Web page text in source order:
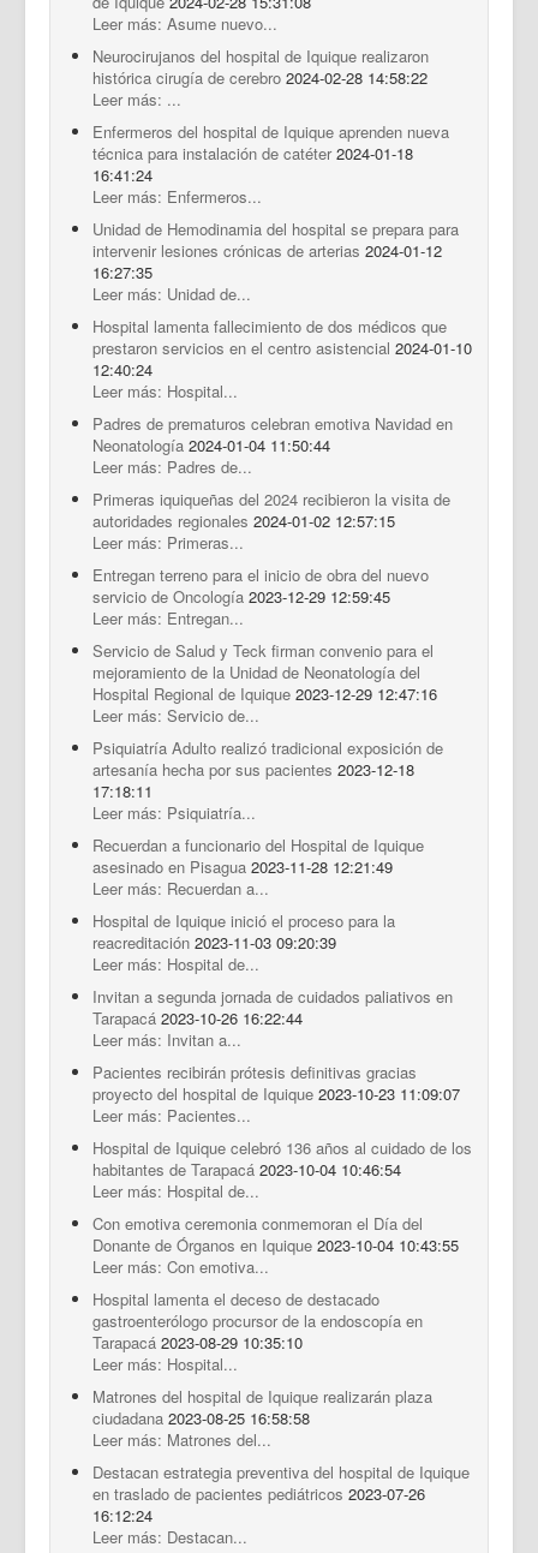
Leer más: Asume nuevo...
Neurocirujanos del hospital de Iquique realizaron
histórica cirugía de cerebro 2024-02-28 14:58:22
Leer más: ...
Enfermeros del hospital de Iquique aprenden nueva
técnica para instalación de catéter 2024-01-18
16:41:24
Leer más: Enfermeros...
Unidad de Hemodinamia del hospital se prepara para
intervenir lesiones crónicas de arterias 2024-01-12
16:27:35
Leer más: Unidad de...
Hospital lamenta fallecimiento de dos médicos que
prestaron servicios en el centro asistencial 2024-01-10
12:40:24
Leer más: Hospital...
Padres de prematuros celebran emotiva Navidad en
Neonatología 2024-01-04 11:50:44
Leer más: Padres de...
Primeras iquiqueñas del 2024 recibieron la visita de
autoridades regionales 2024-01-02 12:57:15
Leer más: Primeras...
Entregan terreno para el inicio de obra del nuevo
servicio de Oncología 2023-12-29 12:59:45
Leer más: Entregan...
Servicio de Salud y Teck firman convenio para el
mejoramiento de la Unidad de Neonatología del
Hospital Regional de Iquique 2023-12-29 12:47:16
Leer más: Servicio de...
Psiquiatría Adulto realizó tradicional exposición de
artesanía hecha por sus pacientes 2023-12-18
17:18:11
Leer más: Psiquiatría...
Recuerdan a funcionario del Hospital de Iquique
asesinado en Pisagua 2023-11-28 12:21:49
Leer más: Recuerdan a...
Hospital de Iquique inició el proceso para la
reacreditación 2023-11-03 09:20:39
Leer más: Hospital de...
Invitan a segunda jornada de cuidados paliativos en
Tarapacá 2023-10-26 16:22:44
Leer más: Invitan a...
Pacientes recibirán prótesis definitivas gracias
proyecto del hospital de Iquique 2023-10-23 11:09:07
Leer más: Pacientes...
Hospital de Iquique celebró 136 años al cuidado de los
habitantes de Tarapacá 2023-10-04 10:46:54
Leer más: Hospital de...
Con emotiva ceremonia conmemoran el Día del
Donante de Órganos en Iquique 2023-10-04 10:43:55
Leer más: Con emotiva...
Hospital lamenta el deceso de destacado
gastroenterólogo procursor de la endoscopía en
Tarapacá 2023-08-29 10:35:10
Leer más: Hospital...
Matrones del hospital de Iquique realizarán plaza
ciudadana 2023-08-25 16:58:58
Leer más: Matrones del...
Destacan estrategia preventiva del hospital de Iquique
en traslado de pacientes pediátricos 2023-07-26
16:12:24
Leer más: Destacan...